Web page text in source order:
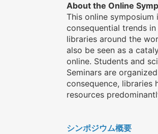
About the Online
This online
consequential trends
libraries around the
also be seen as a
online. Students and
Seminars are
consequence,
resources
シンポジウム概要